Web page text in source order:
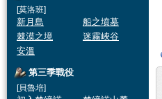
[莫洛班]
新月島
船之墳墓
棘漠之境
迷霧峽谷
安溫
第三季戰役
[貝魯培]